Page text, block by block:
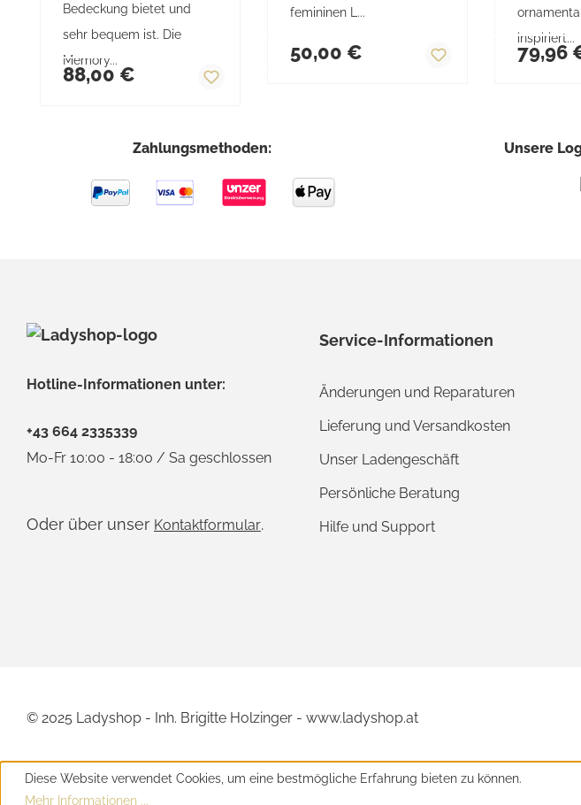
Bedeckung bietet und
sehr bequem ist. Die
Memory...
Regulärer Preis:
88,00 €
femininen L...
50,00 €
inspiriert...
79,96
Zahlungsmethoden: Unsere
Hotline-Informationen unter:
+43 664 2335339
Mo-Fr 10:00 - 18:00 / Sa geschlossen
Oder über unser Kontaktformular.
Service-Informationen
Änderungen und Reparaturen
Lieferung und Versandkosten
Unser Ladengeschäft
Persönliche Beratung
Hilfe und Support
© 2025 Ladyshop - Inh. Brigitte Holzinger - www.ladyshop.at
Diese Website verwendet Cookies, um eine bestmögliche Erfahrung bieten zu können.
Mehr Informationen ...